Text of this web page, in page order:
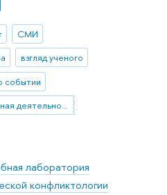
СМИ
взгляд ученого
событии
общественная деятельность
лаборатория
конфликтологии